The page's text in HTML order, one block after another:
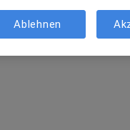
nicht verfügbar
senden
Ablehnen